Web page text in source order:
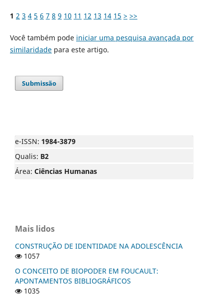
1 2 3 4 5 6 7 8 9 10 11 12 13 14 15 > >>
Você também pode iniciar uma pesquisa avançada por
similaridadepara este artigo.
Submissão
e-ISSN: 1984-3879
Qualis: B2
Área: Ciências Humanas
Mais lidos
CONSTRUÇÃO DE IDENTIDADE NA ADOLESCÊNCIA
1057
O CONCEITO DE BIOPODER EM FOUCAULT:
APONTAMENTOS BIBLIOGRÁFICOS
1035